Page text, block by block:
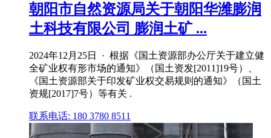
朝阳市自然资源局关于朝阳华潍膨润
土科技有限公司 膨润土矿 ...
2024年12月25日 · 根据《国土资源部办公厅关于建立健
全矿业权有形市场的通知》（国土资发[2011]19号）、
《国土资源部关于印发矿业权交易规则的通知》（国土
资规[2017]7号）等有关 .
联系电话: 180 3780 8511